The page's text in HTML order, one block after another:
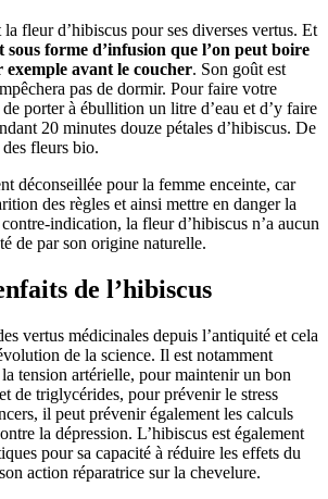
fleur d’hibiscus pour ses diverses vertus. Et
sous forme d’infusion que l’on peut boire
avant le coucher. Son goût est
pas de dormir. Pour faire votre
porter à ébullition un litre d’eau et d’y faire
20 minutes douze pétales d’hibiscus. De
fleurs bio.
déconseillée pour la femme enceinte, car
des règles et ainsi mettre en danger la
indication, la fleur d’hibiscus n’a aucun
de par son origine naturelle.
de l’hibiscus
vertus médicinales depuis l’antiquité et cela
de la science. Il est notamment
tension artérielle, pour maintenir un bon
de triglycérides, pour prévenir le stress
il peut prévenir également les calculs
la dépression. L’hibiscus est également
pour sa capacité à réduire les effets du
action réparatrice sur la chevelure.